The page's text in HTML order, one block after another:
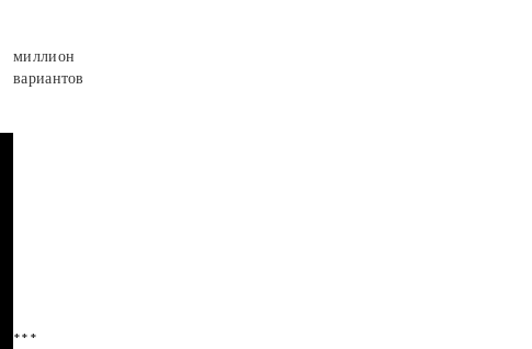
миллион
вариантов
***